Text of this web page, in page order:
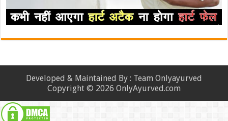
Developed & Maintained By : Team Onlyayurved
Copyright © 2026 OnlyAyurved.com